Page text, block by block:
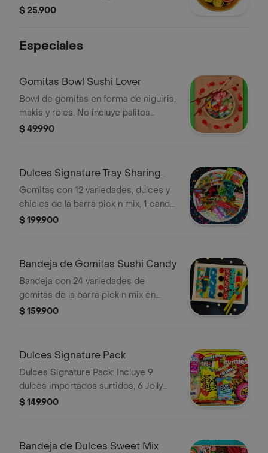
frutas ácidas. Peso: 150 gr.
$ 25.900
Especiales
Gomitas Bowl Sushi Lover
Bowl de gomitas en forma de niguiris,
makis y roles. No incluye palitos
chinos. La presentación o algunos
$ 49.990
Dulces Signature Tray Sharing
Size
Gomitas con 12 variedades, dulces y
chicles de la barra pick n mix, 1 candy
gift, 1 pastillero de dulcería artesanal
surtidas fun size, 3 air heads, 4 nerds
mini. la presentación o alguno de los
productos pueden variar según
disponibilidad.
$ 199.900
Bandeja de Gomitas Sushi Candy
Bandeja con 24 variedades de
gomitas de la barra pick n mix en
forma de sushi, makis, nigiris,
productos pueden variar según
disponibilidad.
$ 159.900
Dulces Signature Pack
Dulces Signature Pack: Incluye 9
dulces importados surtidos, 6 Jolly
Rancher, 1 chocolatina importada y 1
disponibilidad.
$ 149.900
Bandeja de Dulces Sweet Mix